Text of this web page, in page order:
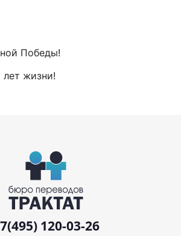
Победы!
жизни!
120-03-26